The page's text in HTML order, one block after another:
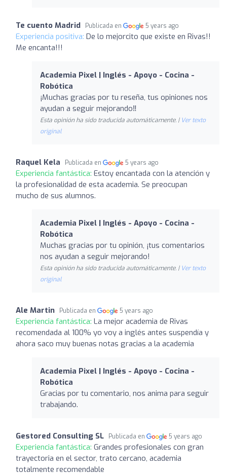
Te cuento Madrid Publicada en 5 years ago
Experiencia positiva: De lo mejorcito que existe en Rivas!!
Me encanta!!!
Academia Pixel | Inglés - Apoyo - Cocina -
Robótica
¡Muchas gracias por tu reseña, tus opiniones nos
ayudan a seguir mejorando‼ ️
Esta opinión ha sido traducida automáticamente. | Ver texto
original
Raquel Kela Publicada en 5 years ago
Experiencia fantástica: Estoy encantada con la atención y
la profesionalidad de esta academia. Se preocupan
mucho de sus alumnos.
Academia Pixel | Inglés - Apoyo - Cocina -
Robótica
Muchas gracias por tu opinión, ¡tus comentarios
nos ayudan a seguir mejorando!
Esta opinión ha sido traducida automáticamente. | Ver texto
original
Ale Martin Publicada en 5 years ago
Experiencia fantástica: La mejor academia de Rivas
recomendada al 100% yo voy a inglés antes suspendía y
ahora saco muy buenas notas gracias a la academia
Academia Pixel | Inglés - Apoyo - Cocina -
Robótica
Gracias por tu comentario, nos anima para seguir
trabajando.
Gestored Consulting SL Publicada en 5 years ago
Experiencia fantástica: Grandes profesionales con gran
trayectoria en el sector, trato cercano, academia
totalmente recomendable